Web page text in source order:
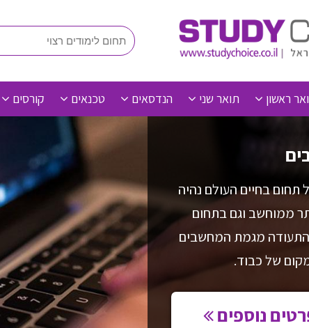
ראשון תואר שני הנדסאים טכנאים קורסים
תחום בחיים העולם נהיה
ממוחשב וגם בתחום
התעודה מגמת המחשבים
של כבוד.
נוספים